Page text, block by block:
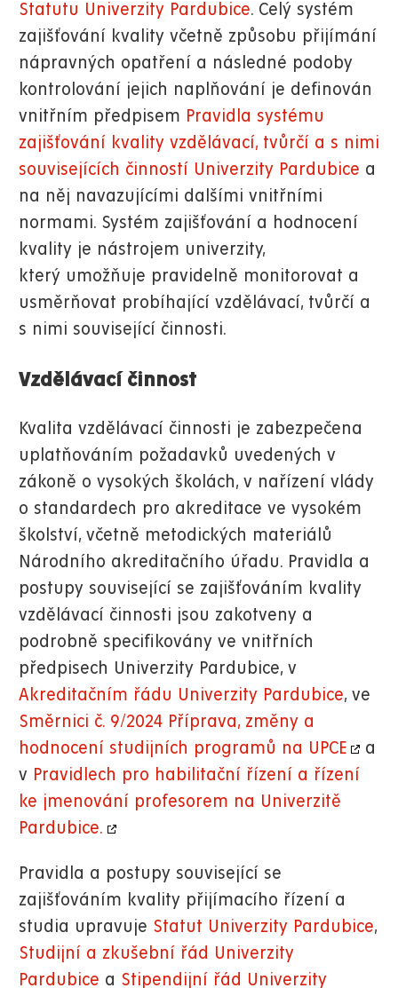
Statutu Univerzity Pardubice. Celý systém
zajišťování kvality včetně způsobu přijímání
nápravných opatření a následné podoby
kontrolování jejich naplňování je definován
vnitřním předpisem Pravidla systému
zajišťování kvality vzdělávací, tvůrčí a s nimi
souvisejících činností Univerzity Pardubice a
na něj navazujícími dalšími vnitřními
normami. Systém zajišťování a hodnocení
kvality je nástrojem univerzity,
který umožňuje pravidelně monitorovat a
usměrňovat probíhající vzdělávací, tvůrčí a
s nimi související činnosti.
Vzdělávací činnost
Kvalita vzdělávací činnosti je zabezpečena
uplatňováním požadavků uvedených v
zákoně o vysokých školách, v nařízení vlády
o standardech pro akreditace ve vysokém
školství, včetně metodických materiálů
Národního akreditačního úřadu. Pravidla a
postupy související se zajišťováním kvality
vzdělávací činnosti jsou zakotveny a
podrobně specifikovány ve vnitřních
předpisech Univerzity Pardubice, v
Akreditačním řádu Univerzity Pardubice, ve
Směrnici č. 9/2024 Příprava, změny a
hodnocení studijních programů na UPCE
a
v Pravidlech pro habilitační řízení a řízení
ke jmenování profesorem na Univerzitě
Pardubice.
Pravidla a postupy související se
zajišťováním kvality přijímacího řízení a
studia upravuje Statut Univerzity Pardubice,
Studijní a zkušební řád Univerzity
Pardubice a Stipendijní řád Univerzity